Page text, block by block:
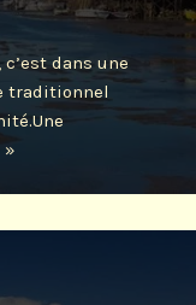
dans une
traditionnel
»